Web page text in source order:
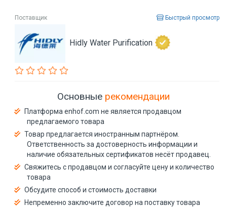
Поставщик Быстрый просмотр
Hidly Water Purification
Основные рекомендации
Платформа enhof.com не является продавцом
предлагаемого товара
Товар предлагается иностранным партнёром.
Ответственность за достоверность информации и
наличие обязательных сертификатов несёт продавец.
Свяжитесь с продавцом и согласуйте цену и количество
товара
Обсудите способ и стоимость доставки
Непременно заключите договор на поставку товара